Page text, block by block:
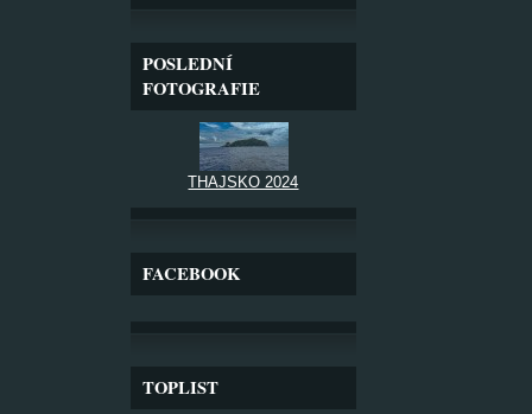
POSLEDNÍ
FOTOGRAFIE
THAJSKO 2024
FACEBOOK
TOPLIST